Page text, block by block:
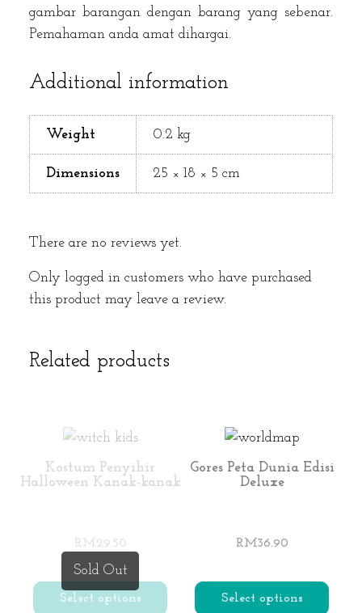
gambar barangan dengan barang yang sebenar.
Pemahaman anda amat dihargai.
Additional information
Weight 0.2 kg
Dimensions 25 × 18 × 5 cm
There are no reviews yet.
Only logged in customers who have purchased
this product may leave a review.
Related products
Sold Out
Kostum Penyihir
Halloween Kanak-kanak
RM29.50
Select options
Gores Peta Dunia Edisi
Deluxe
RM36.90
Select options